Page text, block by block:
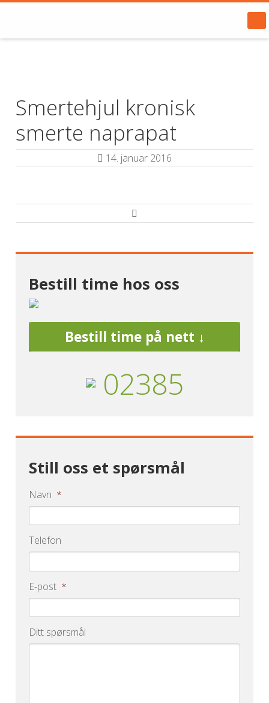
Smertehjul kronisk
smerte naprapat
14. januar 2016
Bestill time hos oss
Bestill time på nett ↓
02385
Still oss et spørsmål
Navn *
Telefon
E-post *
Ditt spørsmål